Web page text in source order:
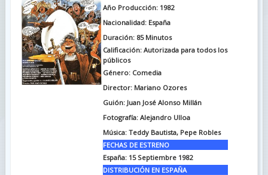
Año Producción: 1982
Nacionalidad: España
Duración: 85 Minutos
Calificación: Autorizada para todos los
públicos
Género: Comedia
Director: Mariano Ozores
Guión: Juan José Alonso Millán
Fotografía: Alejandro Ulloa
Música: Teddy Bautista, Pepe Robles
FECHAS DE ESTRENO
España: 15 Septiembre 1982
DISTRIBUCIÓN EN ESPAÑA